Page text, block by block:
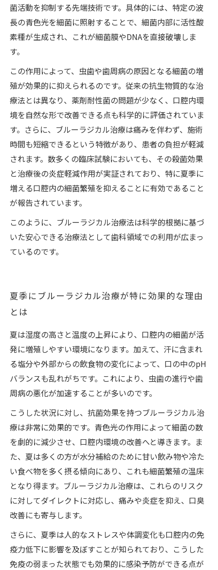
菌活動を抑制する先端技術です。具体的には、特定の波
長の青色光を細菌に照射することで、細菌内部に活性酸
素種が生成され、これが細菌膜やDNAを直接破壊しま
す。
この作用によって、虫歯や歯周病の原因となる細菌の増
殖が効果的に抑えられるのです。従来の抗生物質的な治
療法とは異なり、薬剤耐性菌の問題が少なく、口腔内環
境を自然な形で改善できる点も科学的に評価されていま
す。さらに、ブルーラジカル治療は痛みを伴わず、施術
時間も短縮できるという特徴があり、患者の負担が軽減
されます。数多くの臨床試験においても、その殺菌効果
と治療後の炎症軽減作用が実証されており、特に夏季に
増える口腔内の細菌繁殖を抑えることに有効であること
が報告されています。
このように、ブルーラジカル治療法は科学的根拠に基づ
いた安心できる治療法として歯科領域での利用が広まっ
ているのです。
夏季にブルーラジカル治療が特に効果的な理由
とは
夏は湿度の高さと温度の上昇により、口腔内の細菌が活
発に増殖しやすい環境になります。加えて、汗に含まれ
る塩分や外部からの飲食物の変化によって、口の中のpH
バランスも乱れがちです。これにより、虫歯の進行や歯
周病の悪化が加速することが多いのです。
こうした状況に対し、抗菌効果を持つブルーラジカル治
療は非常に効果的です。青色光の作用によって細菌の数
を劇的に減少させ、口腔内環境の改善へと導きます。ま
た、夏は多くの方が水分補給のために甘い飲み物や冷た
い食べ物を多く摂る傾向にあり、これも細菌繁殖の温床
となり得ます。ブルーラジカル治療は、これらのリスク
に対してダイレクトに対応し、痛みや炎症を抑え、口臭
改善にも寄与します。
さらに、夏季は人的なストレスや体調変化も口腔内の免
疫力低下に影響を及ぼすことが知られており、こうした
免疫の弱まった状態でも効果的に感染予防ができる点が